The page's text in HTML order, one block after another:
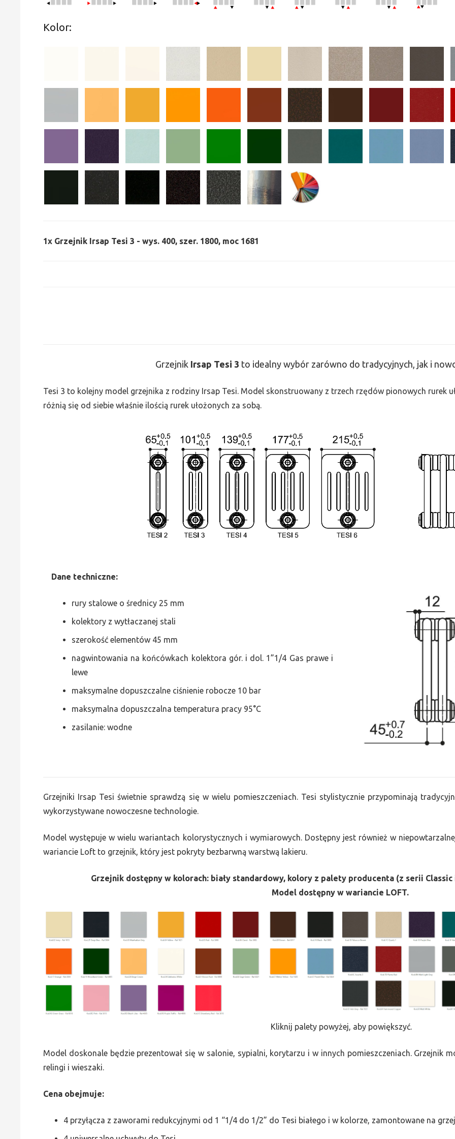
Kolor:
1x Grzejnik Irsap Tesi 3 - wys. 400, szer. 1800, moc 1681
Grzejnik Irsap Tesi 3 to idealny wybór zarówno do tradycyjnych, jak i
Tesi 3 to kolejny model grzejnika z rodziny Irsap Tesi. Model skonstruowany z trzech rzędów pionowych rurek
różnią się od siebie właśnie ilością rurek ułożonych za sobą.
Dane techniczne:
rury stalowe o średnicy 25 mm
kolektory z wytłaczanej stali
szerokość elementów 45 mm
nagwintowania na końcówkach kolektora gór. i dol. 1”1/4 Gas prawe i
lewe
maksymalne dopuszczalne ciśnienie robocze 10 bar
maksymalna dopuszczalna temperatura pracy 95°C
zasilanie: wodne
Grzejniki Irsap Tesi świetnie sprawdzą się w wielu pomieszczeniach. Tesi stylistycznie przypominają
wykorzystywane nowoczesne technologie.
Model występuje w wielu wariantach kolorystycznych i wymiarowych. Dostępny jest również w
wariancie Loft to grzejnik, który jest pokryty bezbarwną warstwą lakieru.
Grzejnik dostępny w kolorach: biały standardowy, kolory z palety producenta (z serii
Model dostępny w wariancie LOFT.
Kliknij palety powyżej, aby powiększyć.
Model doskonale będzie prezentował się w salonie, sypialni, korytarzu i w innych pomieszczeniach. Grzejnik
relingi i wieszaki.
Cena obejmuje:
4 przyłącza z zaworami redukcyjnymi od 1 “1/4 do 1/2” do Tesi białego i w kolorze, zamontowane na